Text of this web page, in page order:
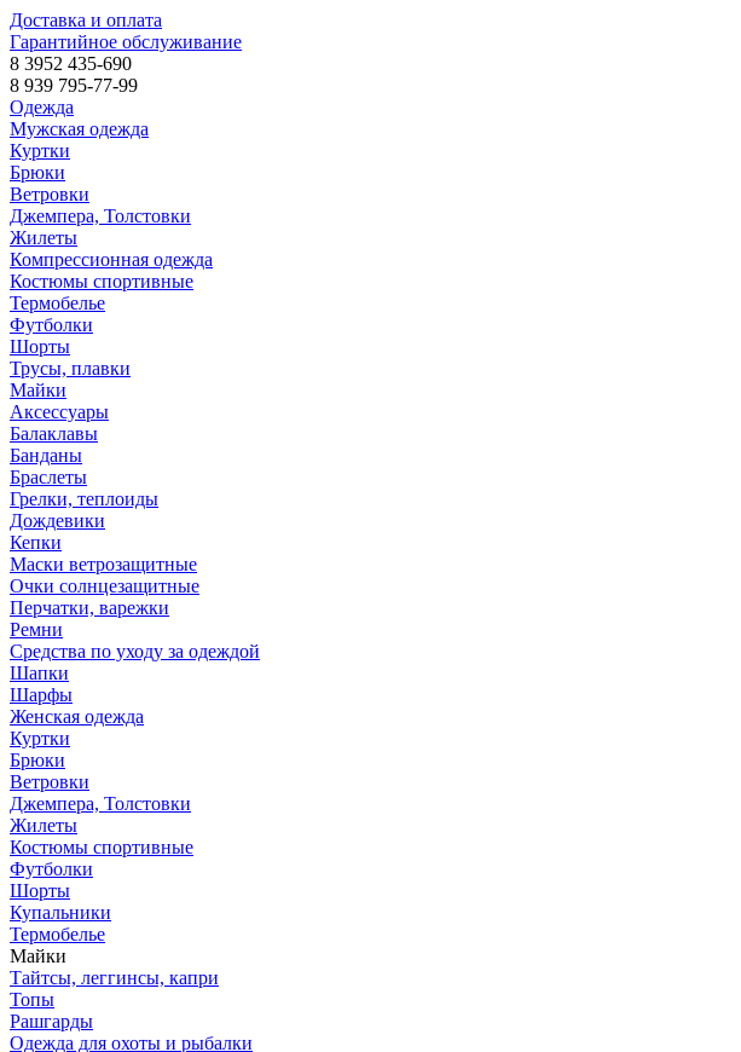
Доставка и оплата
Гарантийное обслуживание
8 3952 435-690
8 939 795-77-99
Одежда
Мужская одежда
Куртки
Брюки
Ветровки
Джемпера, Толстовки
Жилеты
Компрессионная одежда
Костюмы спортивные
Термобелье
Футболки
Шорты
Трусы, плавки
Майки
Аксессуары
Балаклавы
Банданы
Браслеты
Грелки, теплоиды
Дождевики
Кепки
Маски ветрозащитные
Очки солнцезащитные
Перчатки, варежки
Ремни
Средства по уходу за одеждой
Шапки
Шарфы
Женская одежда
Куртки
Брюки
Ветровки
Джемпера, Толстовки
Жилеты
Костюмы спортивные
Футболки
Шорты
Купальники
Термобелье
Майки
Тайтсы, леггинсы, капри
Топы
Рашгарды
Одежда для охоты и рыбалки